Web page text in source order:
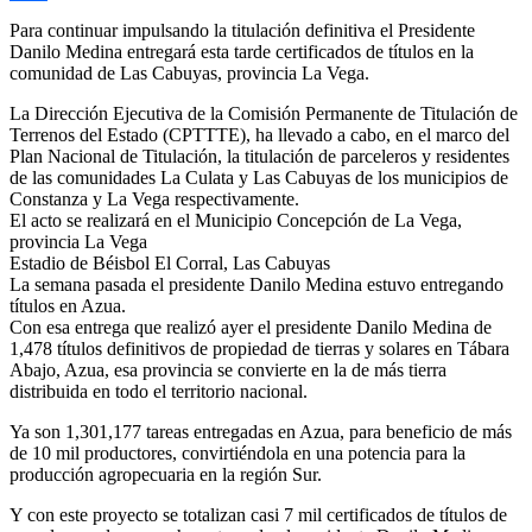
Compartir
Para continuar impulsando la titulación definitiva el Presidente
Danilo Medina entregará esta tarde certificados de títulos en la
comunidad de Las Cabuyas, provincia La Vega.
La Dirección Ejecutiva de la Comisión Permanente de Titulación de
Terrenos del Estado (CPTTTE), ha llevado a cabo, en el marco del
Plan Nacional de Titulación, la titulación de parceleros y residentes
de las comunidades La Culata y Las Cabuyas de los municipios de
Constanza y La Vega respectivamente.
El acto se realizará en el Municipio Concepción de La Vega,
provincia La Vega
Estadio de Béisbol El Corral, Las Cabuyas
La semana pasada el presidente Danilo Medina estuvo entregando
títulos en Azua.
Con esa entrega que realizó ayer el presidente Danilo Medina de
1,478 títulos definitivos de propiedad de tierras y solares en Tábara
Abajo, Azua, esa provincia se convierte en la de más tierra
distribuida en todo el territorio nacional.
Ya son 1,301,177 tareas entregadas en Azua, para beneficio de más
de 10 mil productores, convirtiéndola en una potencia para la
producción agropecuaria en la región Sur.
Y con este proyecto se totalizan casi 7 mil certificados de títulos de